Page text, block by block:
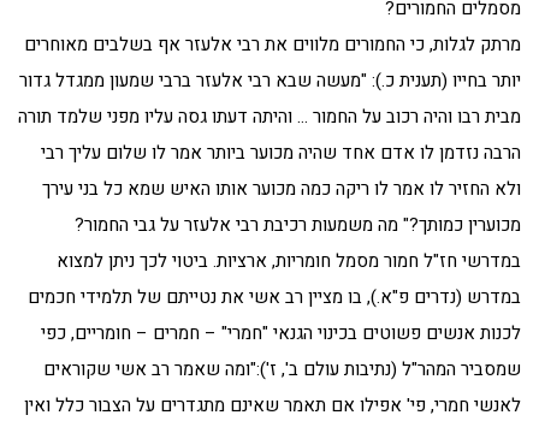
מסמלים החמורים?
מרתק לגלות, כי החמורים מלווים את רבי אלעזר אף בשלבים מאוחרים
יותר בחייו (תענית כ.): "מעשה שבא רבי אלעזר ברבי שמעון ממגדל גדור
מבית רבו והיה רכוב על החמור … והיתה דעתו גסה עליו מפני שלמד תורה
הרבה נזדמן לו אדם אחד שהיה מכוער ביותר אמר לו שלום עליך רבי
ולא החזיר לו אמר לו ריקה כמה מכוער אותו האיש שמא כל בני עירך
מכוערין כמותך?" מה משמעות רכיבת רבי אלעזר על גבי החמור?
במדרשי חז"ל חמור מסמל חומריות, ארציות. ביטוי לכך ניתן למצוא
במדרש (נדרים פ"א.), בו מציין רב אשי את נטייתם של תלמידי חכמים
לכנות אנשים פשוטים בכינוי הגנאי "חמרי" – חמרים – חומריים, כפי
שמסביר המהר"ל (נתיבות עולם ב', ז'):"ומה שאמר רב אשי שקוראים
לאנשי חמרי, פי' אפילו אם תאמר שאינם מתגדרים על הצבור כלל ואין